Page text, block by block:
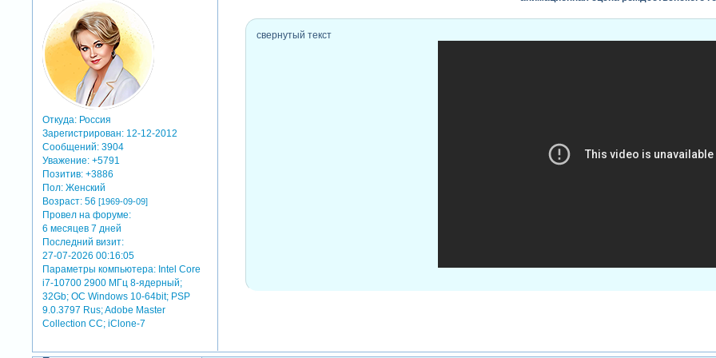
Откуда: Россия
Зарегистрирован: 12-12-2012
Сообщений: 3904
Уважение: +5791
Позитив: +3886
Пол: Женский
Возраст: 56[1969-09-09]
Провел на форуме:
6 месяцев 7 дней
Последний визит:
27-07-2026 00:16:05
Параметры компьютера: Intel Core
i7-10700 2900 МГц 8-ядерный;
32Gb; ОС Windows 10-64bit; PSP
9.0.3797 Rus; Adobe Master
Collection СС; iClone-7
свернутый текст